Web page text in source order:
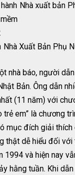
Nhà xuất bản
Nhà Xuất Bản Phụ
nhà báo, người
Bản. Ông dẫn
(11 năm) với
trẻ em” là chương
mục đích giải
thật dễ hiểu đối với
1994 và hiện nay
hằng tuần. Khi